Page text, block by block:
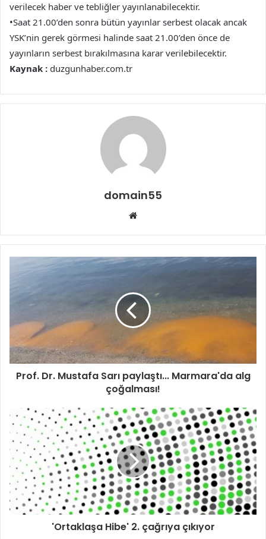
verilecek haber ve tebliğler yayınlanabilecektir.
•Saat 21.00’den sonra bütün yayınlar serbest olacak ancak
YSK’nin gerek görmesi halinde saat 21.00’den önce de
yayınların serbest bırakılmasına karar verilebilecektir.
Kaynak : duzgunhaber.com.tr
domain55
Web
Prof. Dr. Mustafa Sarı paylaştı... Marmara'da alg
çoğalması!
'Ortaklaşa Hibe' 2. çağrıya çıkıyor